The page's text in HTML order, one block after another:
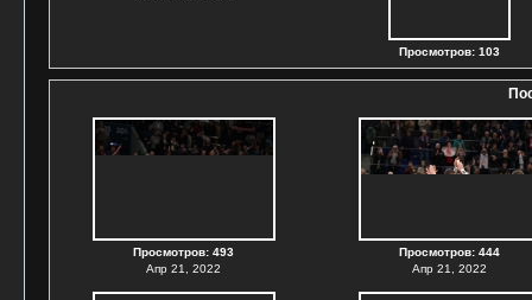
Просмотров: 103
Просмотров: 493
Апр 21, 2022
Просмотров: 444
Апр 21, 2022